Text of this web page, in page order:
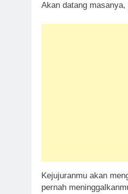
Akan datang
Kejujuranmu akan
pernah